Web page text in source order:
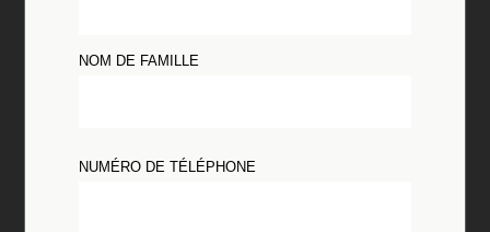
NOM DE FAMILLE
NUMÉRO DE TÉLÉPHONE